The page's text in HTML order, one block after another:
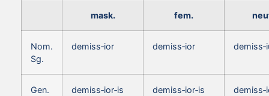
mask. fem.
Nom.
Sg.
demiss‑ior demiss‑ior
Gen.
demiss‑ior‑is demiss‑ior‑is